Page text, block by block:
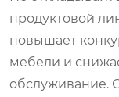
продуктовой
повышает
мебели и
обслуживание.